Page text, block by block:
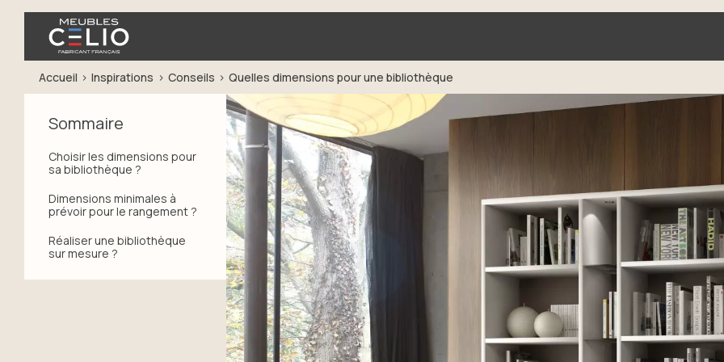
Accueil Inspirations Conseils Quelles dimensions pour une bibliothèque
Sommaire
Choisir les dimensions pour
sa bibliothèque ?
Dimensions minimales à
prévoir pour le rangement ?
Réaliser une bibliothèque
sur mesure ?